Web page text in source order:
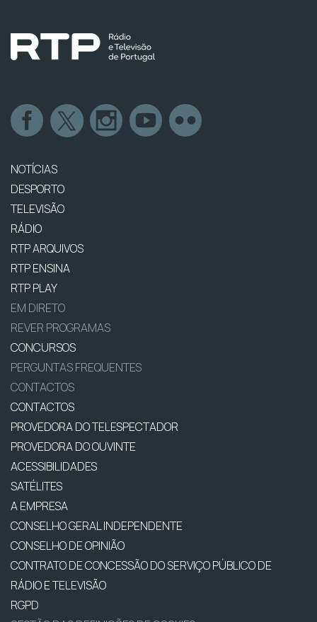
NOTÍCIAS
DESPORTO
TELEVISÃO
RÁDIO
RTP ARQUIVOS
RTP ENSINA
RTP PLAY
EM DIRETO
REVER PROGRAMAS
CONCURSOS
PERGUNTAS FREQUENTES
CONTACTOS
CONTACTOS
PROVEDORA DO TELESPECTADOR
PROVEDORA DO OUVINTE
ACESSIBILIDADES
SATÉLITES
A EMPRESA
CONSELHO GERAL INDEPENDENTE
CONSELHO DE OPINIÃO
CONTRATO DE CONCESSÃO DO SERVIÇO PÚBLICO DE
RÁDIO E TELEVISÃO
RGPD